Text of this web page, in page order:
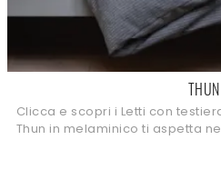
THUN
Clicca e scopri i Letti con
Thun in melaminico ti aspetta